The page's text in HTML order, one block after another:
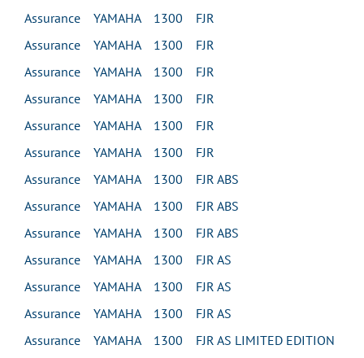
Assurance YAMAHA 1300 FJR
Assurance YAMAHA 1300 FJR
Assurance YAMAHA 1300 FJR
Assurance YAMAHA 1300 FJR
Assurance YAMAHA 1300 FJR
Assurance YAMAHA 1300 FJR
Assurance YAMAHA 1300 FJR ABS
Assurance YAMAHA 1300 FJR ABS
Assurance YAMAHA 1300 FJR ABS
Assurance YAMAHA 1300 FJR AS
Assurance YAMAHA 1300 FJR AS
Assurance YAMAHA 1300 FJR AS
Assurance YAMAHA 1300 FJR AS LIMITED EDITION